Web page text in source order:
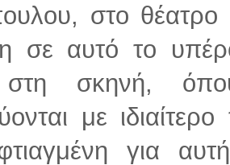
στο
σε αυτό το
σκηνή,
με
για